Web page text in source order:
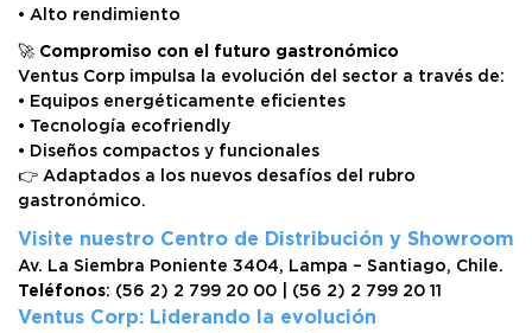
• Alto rendimiento
🚀 Compromiso con el futuro gastronómico
Ventus Corp impulsa la evolución del sector a través de:
• Equipos energéticamente eficientes
• Tecnología ecofriendly
• Diseños compactos y funcionales
👉 Adaptados a los nuevos desafíos del rubro
gastronómico.
Visite nuestro Centro de Distribución y Showroom
Av. La Siembra Poniente 3404, Lampa – Santiago, Chile.
Teléfonos: (56 2) 2 799 20 00 | (56 2) 2 799 20 11
Ventus Corp: Liderando la evolución